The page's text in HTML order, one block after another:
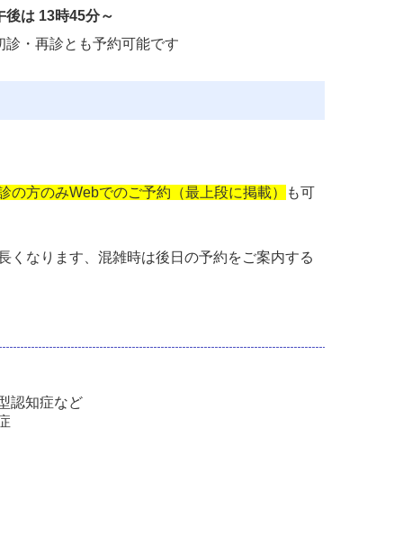
後は 13時45分～
診・再診とも予約可能です
の方のみWebでのご予約（最上段に掲載） も可
くなります、混雑時は後日の予約をご案内する
認知症など